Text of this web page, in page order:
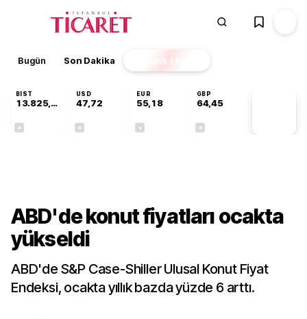
Bugün Son Dakika Finans EKSTRA
BIST
13.825,07
USD
47,72
EUR
55,18
GBP
64,45
ABD'de konut fiyatları ocakta
yükseldi
ABD'de S&P Case-Shiller Ulusal Konut Fiyat
Endeksi, ocakta yıllık bazda yüzde 6 arttı.